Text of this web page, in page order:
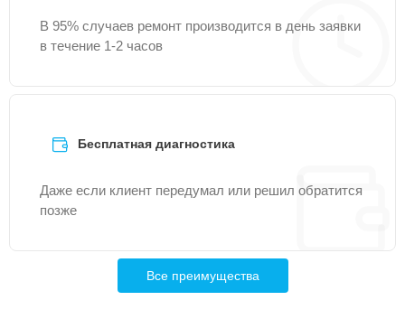
В 95% случаев ремонт производится в день заявки
в течение 1-2 часов
Бесплатная диагностика
Даже если клиент передумал или решил обратится
позже
Все преимущества